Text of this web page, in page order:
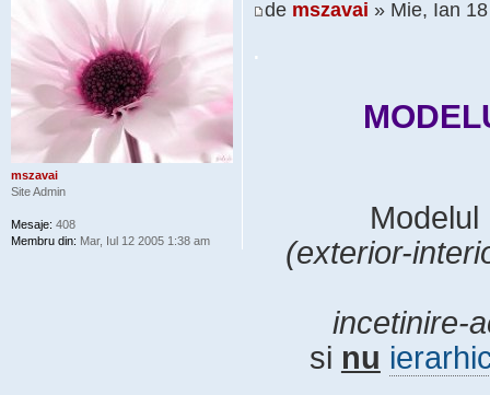
de mszavai » Mie, Ian
.
(exterior-
incetinire-
si nu
mszavai
Site Admin
Mesaje: 408
Membru din: Mar, Iul 12 2005 1:38 am